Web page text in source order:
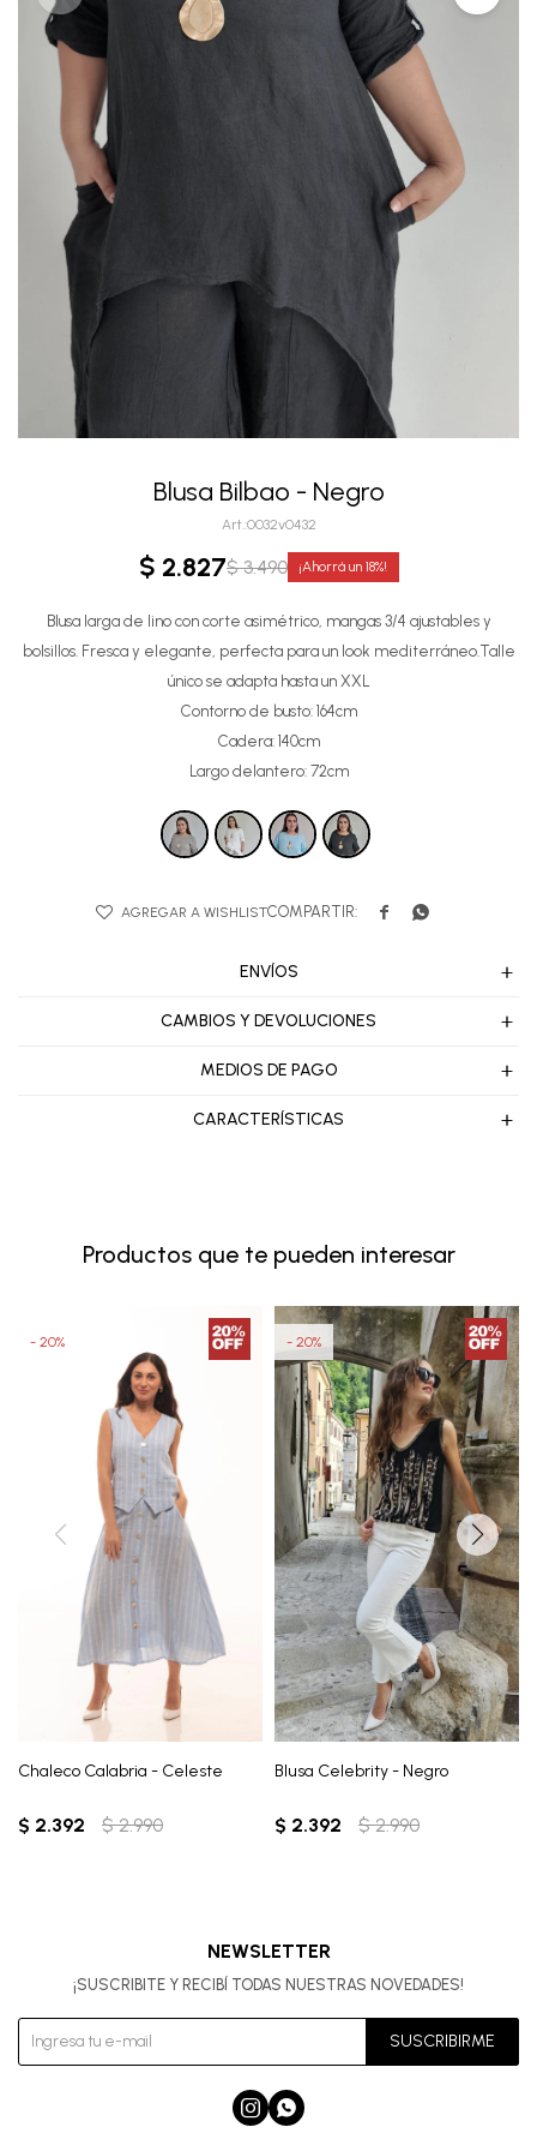
Blusa Bilbao - Negro
0032v0432
$ 2.827$ 3.490 18
Blusa larga de lino con corte asimétrico, mangas 3/4 ajustables y
bolsillos. Fresca y elegante, perfecta para un look mediterráneo.Talle
único se adapta hasta un XXL
Contorno de busto: 164cm
Cadera: 140cm
Largo delantero: 72cm
 
ENVÍOS
CAMBIOS Y DEVOLUCIONES
MEDIOS DE PAGO
CARACTERÍSTICAS
Productos que te pueden interesar
Chaleco Calabria - Celeste
$ 2.392 $ 2.990
20
Blusa Celebrity - Negro
$ 2.392 $ 2.990
20
NEWSLETTER
¡SUSCRIBITE Y RECIBÍ TODAS NUESTRAS NOVEDADES!
SUSCRIBIRME
 